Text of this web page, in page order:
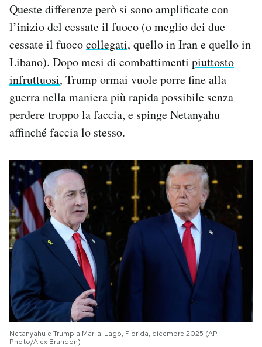
Queste differenze però si sono amplificate con
l’inizio del cessate il fuoco (o meglio dei due
cessate il fuococollegati, quello in Iran e quello in
Libano). Dopo mesi di combattimenti piuttosto
infruttuosi, Trump ormai vuole porre fine alla
guerra nella maniera più rapida possibile senza
perdere troppo la faccia, e spinge Netanyahu
affinché faccia lo stesso.
Netanyahu e Trump a Mar-a-Lago, Florida, dicembre 2025 (AP
Photo/Alex Brandon)